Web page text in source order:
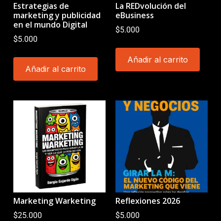
Estrategias de
marketing y publicidad
en el mundo Digital
$5.000
Añadir al carrito
La REDvolución del
eBusiness
$5.000
Añadir al carrito
Marketing Warketing
$25.000
Reflexiones 2026
$5.000